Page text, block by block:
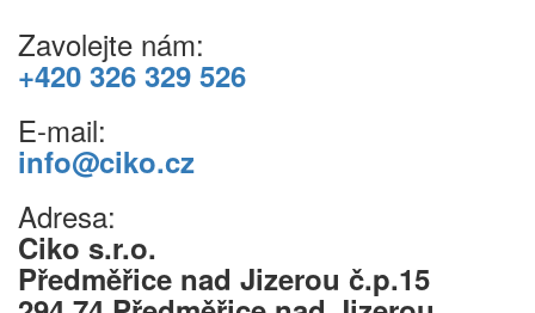
Zavolejte nám:
+420 326 329 526
E-mail:
info@ciko.cz
Adresa:
Ciko s.r.o.
Předměřice nad Jizerou č.p.15